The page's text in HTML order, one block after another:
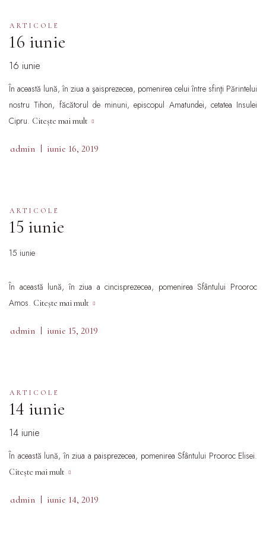
ARTICOLE
16 iunie
16 iunie
În această lună, în ziua a şaisprezecea, pomenirea celui între sfinţi Părintelui
nostru Tihon, făcătorul de minuni, episcopul Amatundei, cetatea Insulei
Cipru. Citește mai mult
admin iunie 16, 2019
ARTICOLE
15 iunie
15 iunie
În această lună, în ziua a cincisprezecea, pomenirea Sfântului Prooroc
Amos. Citește mai mult
admin iunie 15, 2019
ARTICOLE
14 iunie
14 iunie
În această lună, în ziua a paisprezecea, pomenirea Sfântului Prooroc Elisei.
Citește mai mult
admin iunie 14, 2019